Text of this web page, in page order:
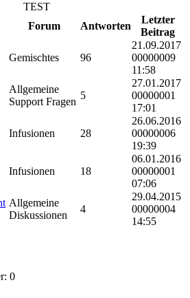
TEST
Forum Antworten
Letzter
Beitrag
Gemischtes 96
21.09.2017
00000009
11:58
Allgemeine
Support Fragen
5
27.01.2017
00000001
17:01
Infusionen 28
26.06.2016
00000006
19:39
Infusionen 18
06.01.2016
00000001
07:06
Allgemeine
Diskussionen
4
29.04.2015
00000004
14:55
0